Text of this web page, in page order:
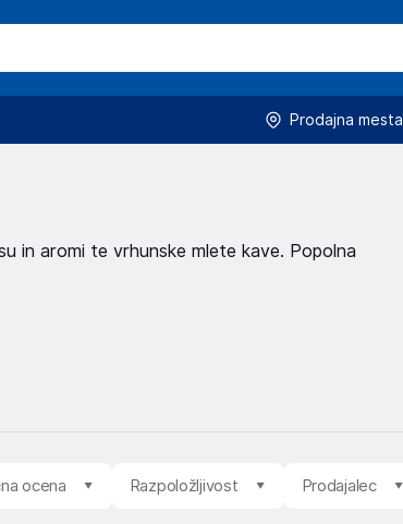
Prodajna mesta
in aromi te vrhunske mlete kave. Popolna
ocena Razpoložljivost Prodajalec